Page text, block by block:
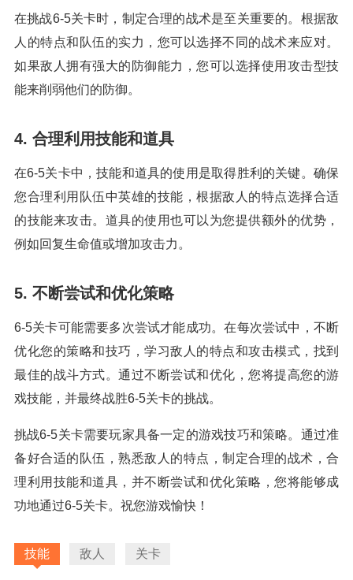
在挑战6-5关卡时，制定合理的战术是至关重要的。根据敌
人的特点和队伍的实力，您可以选择不同的战术来应对。
如果敌人拥有强大的防御能力，您可以选择使用攻击型技
能来削弱他们的防御。
4. 合理利用技能和道具
在6-5关卡中，技能和道具的使用是取得胜利的关键。确保
您合理利用队伍中英雄的技能，根据敌人的特点选择合适
的技能来攻击。道具的使用也可以为您提供额外的优势，
例如回复生命值或增加攻击力。
5. 不断尝试和优化策略
6-5关卡可能需要多次尝试才能成功。在每次尝试中，不断
优化您的策略和技巧，学习敌人的特点和攻击模式，找到
最佳的战斗方式。通过不断尝试和优化，您将提高您的游
戏技能，并最终战胜6-5关卡的挑战。
挑战6-5关卡需要玩家具备一定的游戏技巧和策略。通过准
备好合适的队伍，熟悉敌人的特点，制定合理的战术，合
理利用技能和道具，并不断尝试和优化策略，您将能够成
功地通过6-5关卡。祝您游戏愉快！
技能 敌人 关卡